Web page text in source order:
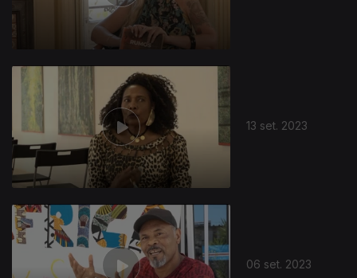
13 set. 2023
06 set. 2023